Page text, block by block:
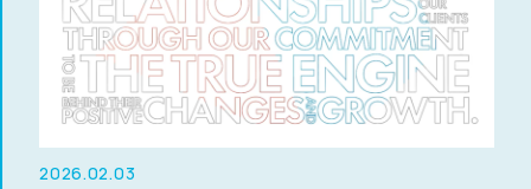
2026.02.03